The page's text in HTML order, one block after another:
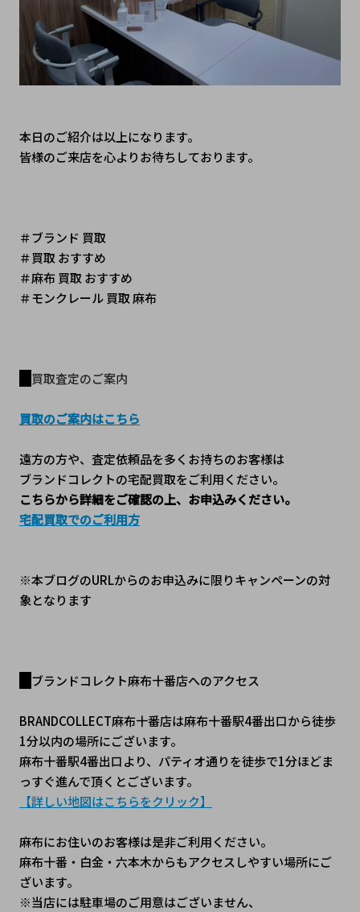
本日のご紹介は以上になります。
皆様のご来店を心よりお待ちしております。
＃ブランド 買取
＃買取 おすすめ
＃麻布 買取 おすすめ
＃モンクレール 買取 麻布
買取査定のご案内
買取のご案内はこちら
遠方の方や、査定依頼品を多くお持ちのお客様は
ブランドコレクトの宅配買取をご利用ください。
こちらから詳細をご確認の上、お申込みください。
宅配買取でのご利用方
※本ブログのURLからのお申込みに限りキャンペーンの対
象となります
ブランドコレクト麻布十番店へのアクセス
BRANDCOLLECT麻布十番店は麻布十番駅4番出口から徒歩
1分以内の場所にございます。
麻布十番駅4番出口より、パティオ通りを徒歩で1分ほどま
っすぐ進んで頂くとございます。
【詳しい地図はこちらをクリック】
麻布にお住いのお客様は是非ご利用ください。
麻布十番・白金・六本木からもアクセスしやすい場所にご
ざいます。
※当店には駐車場のご用意はございません、